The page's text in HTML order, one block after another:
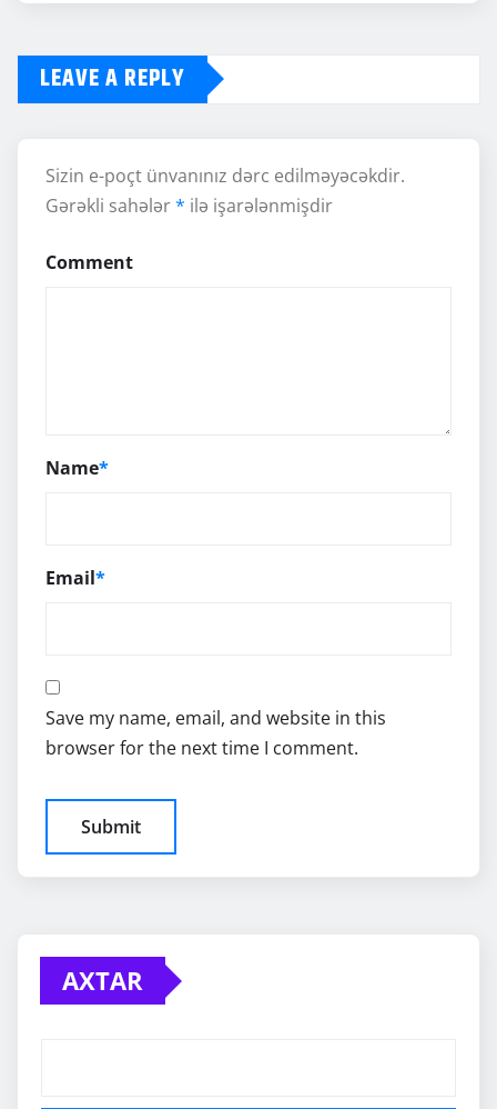
LEAVE A REPLY
Sizin e-poçt ünvanınız dərc edilməyəcəkdir.
Gərəkli sahələr* ilə işarələnmişdir
Comment
Name*
Email*
Save my name, email, and website in this
browser for the next time I comment.
AXTAR